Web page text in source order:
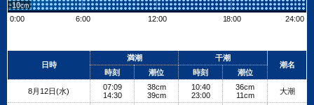
-10
0:00
6:00 12:00 18:00 24:00
+
日時
満潮
干潮
潮名
時刻
潮位 時刻 潮位
8月12日(水)
07:09
14:30
38cm
39cm
10:40
23:00
36cm
11cm
大潮